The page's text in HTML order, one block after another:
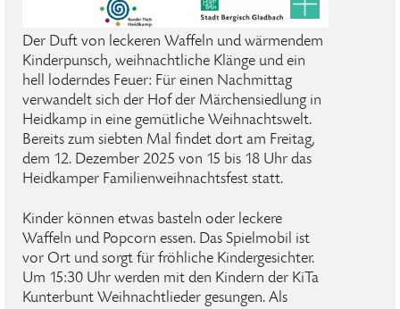
Der Duft von leckeren Waffeln und wärmendem
Kinderpunsch, weihnachtliche Klänge und ein
hell loderndes Feuer: Für einen Nachmittag
verwandelt sich der Hof der Märchensiedlung in
Heidkamp in eine gemütliche Weihnachtswelt.
Bereits zum siebten Mal findet dort am Freitag,
dem 12. Dezember 2025 von 15 bis 18 Uhr das
Heidkamper Familienweihnachtsfest statt.
Kinder können etwas basteln oder leckere
Waffeln und Popcorn essen. Das Spielmobil ist
vor Ort und sorgt für fröhliche Kindergesichter.
Um 15:30 Uhr werden mit den Kindern der KiTa
Kunterbunt Weihnachtlieder gesungen. Als